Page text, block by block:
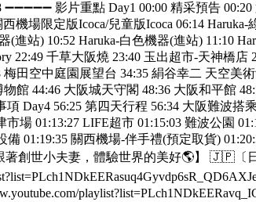
➖➖➖➖➖ 影片重點 Day1 00:00 精采預告
機場限定版Icoca/兒童版Icoca 06:14
(進站) 10:52 Haruka-白色機器(進站) 11:10
22:49 千草大阪燒 23:40 玉出超市-天神橋
梅田空中庭園展望台 34:35 絹谷幸二 天空美
館 44:46 大阪城天守閣 48:36 大阪和平館
Day4 56:25 第四天行程 56:34 大阪難波搭
市場 01:13:27 LIFE超市 01:15:03 難波公園
備 01:19:35 關西機場-伴手禮(預定取貨)
著創世小夫妻，體驗世界的美好🌎】 🇯🇵〔